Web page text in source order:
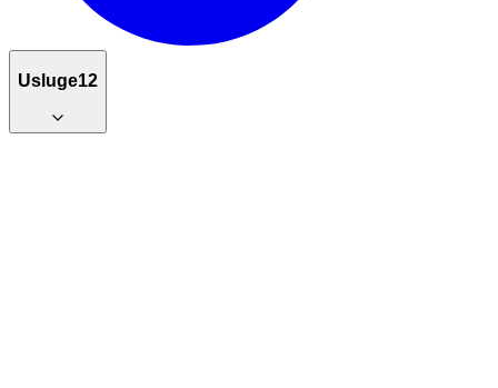
Usluge12